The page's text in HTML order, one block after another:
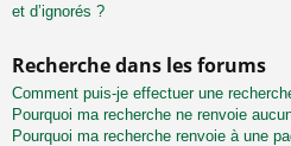
et d’ignorés ?
Recherche dans les forums
Comment puis-je effectuer une
Pourquoi ma recherche ne renvoie
Pourquoi ma recherche renvoie à une